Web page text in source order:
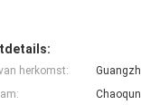
herkomst:
Chaoqun